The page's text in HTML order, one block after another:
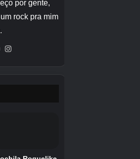
de Lim
da escotilha de fuga da
Reciclagem, verifique o